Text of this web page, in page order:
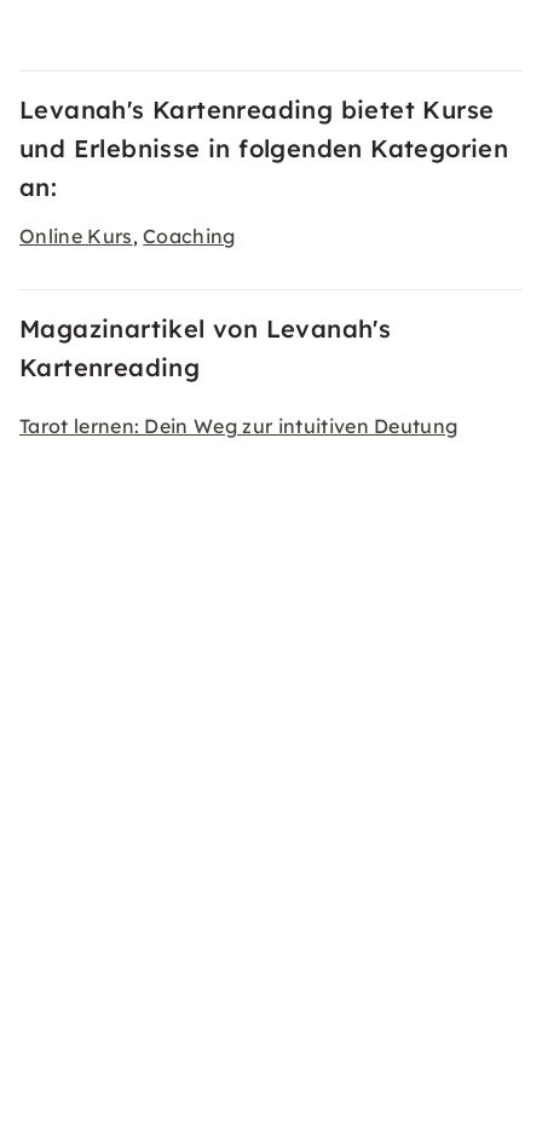
Levanah's Kartenreading bietet Kurse
und Erlebnisse in folgenden Kategorien
an:
Online Kurs,Coaching
Magazinartikel von Levanah's
Kartenreading
Tarot lernen: Dein Weg zur intuitiven Deutung